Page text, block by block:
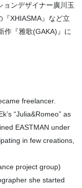
ョンデザイナー廣川玉
XHIASMA』など立
作『雅歌(GAKA)』に
freelancer.
“Julia&Romeo” as
EASTMAN under
in few creations,
project group)
she started